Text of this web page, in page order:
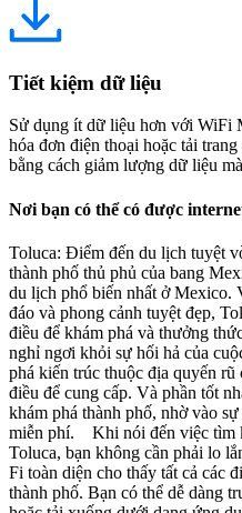
Tiết kiệm dữ liệu
Sử dụng ít dữ liệu hơn với WiFi
hóa đơn điện thoại hoặc tải
bằng cách giảm lượng dữ liệu
Nơi bạn có thể có được
Toluca: Điểm đến du lịch tuyệt
thành phố thủ phủ của bang
du lịch phổ biến nhất ở Mexico.
đáo và phong cảnh tuyệt đẹp,
điều để khám phá và thưởng
nghỉ ngơi khỏi sự hối hả của
phá kiến trúc thuộc địa quyến rũ
điều để cung cấp. Và phần tốt
khám phá thành phố, nhờ vào
miễn phí. Khi nói đến việc tìm
Toluca, bạn không cần phải lo
Fi toàn diện cho thấy tất cả các
thành phố. Bạn có thể dễ dàng